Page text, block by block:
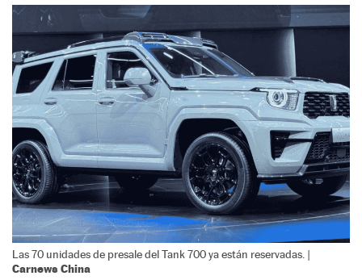
Las 70 unidades de presale del Tank 700 ya están reservadas. |
Carnews China